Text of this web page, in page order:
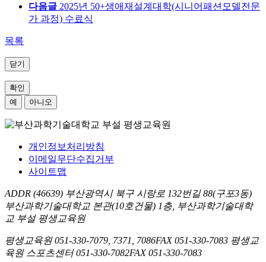
다음글 2025년 50+생애재설계대학(시니어패션모델전문
가 과정) 수료식
목록
닫기
확인
예
아니오
개인정보처리방침
이메일무단수집거부
사이트맵
ADDR (46639) 부산광역시 북구 시랑로 132번길 88(구포3동)
부산과학기술대학교 본관(10호건물) 1층, 부산과학기술대학
교 부설 평생교육원
평생교육원051-330-7079, 7371, 7086FAX051-330-7083 평생교
육원 스포츠센터051-330-7082FAX051-330-7083